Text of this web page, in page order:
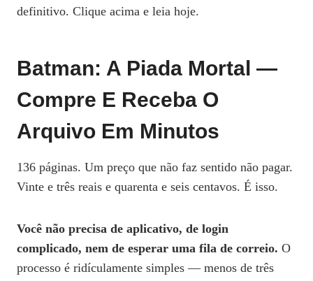
definitivo. Clique acima e leia hoje.
Batman: A Piada Mortal —
Compre E Receba O
Arquivo Em Minutos
136 páginas. Um preço que não faz sentido não pagar.
Vinte e três reais e quarenta e seis centavos. É isso.
Você não precisa de aplicativo, de login
complicado, nem de esperar uma fila de correio. O
processo é ridículamente simples — menos de três